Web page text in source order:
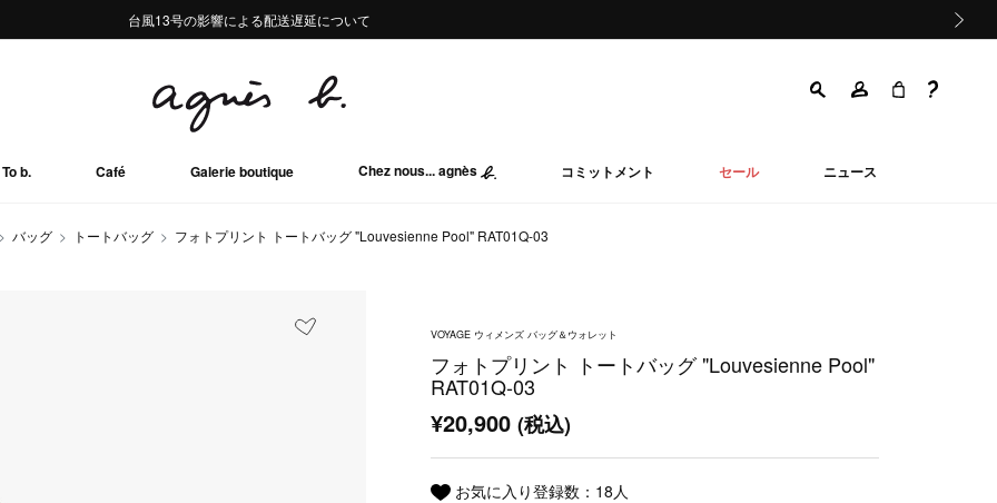
熊本地域地震の影響による配送遅延について
Summer Sale 2buy10%OFF!!
台風13号の影響による配送遅延について
熊本地域地震の影響による配送遅延について
Summer Sale 2buy10%OFF!!
To b. Café Galerie boutique Chez nous... agnès コミットメント セール ニュース
バッグ トートバッグ フォトプリント トートバッグ "Louvesienne Pool" RAT01Q-03
VOYAGE ウィメンズ バッグ＆ウォレット
フォトプリント トートバッグ "Louvesienne Pool"
RAT01Q-03
¥20,900(税込)
お気に入り登録数： 18人